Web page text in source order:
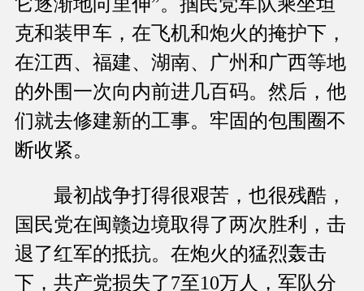
克和装甲车，在飞机和炮火的掩护下，
在江西、福建、湖南、广州和广西等地
的外围一次向内前进几百码。然后，他
们就去修建新的工事。牢固的包围圈不
断收紧。
最初战争打得很艰苦，也很残酷，
国民党在闽赣边境取得了两次胜利，击
退了红军的抵抗。在炮火的猛烈轰击
下，共产党损失了7至10万人，军队分